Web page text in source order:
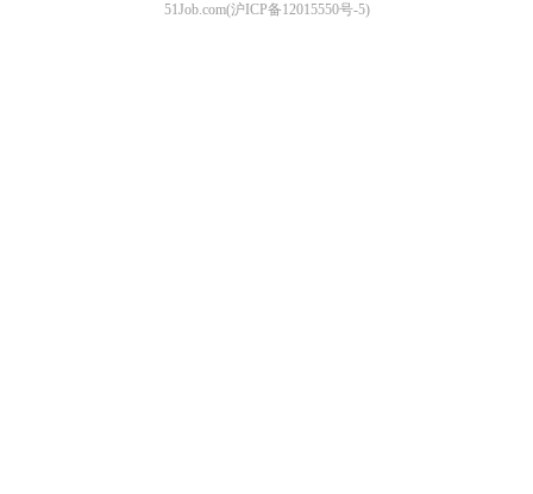
51Job.com(沪ICP备12015550号-5)